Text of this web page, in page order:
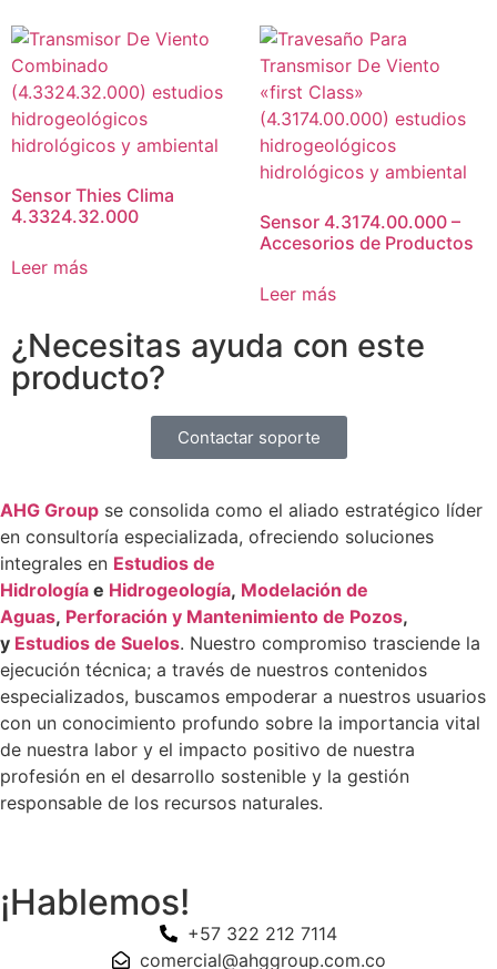
Sensor Thies Clima
4.3324.32.000
Leer más
Sensor 4.3174.00.000 –
Accesorios de Productos
Leer más
¿Necesitas ayuda con este
producto?
Contactar soporte
AHG Group se consolida como el aliado estratégico líder
en consultoría especializada, ofreciendo soluciones
integrales en Estudios de
Hidrología e Hidrogeología, Modelación de
Aguas, Perforación y Mantenimiento de Pozos,
y Estudios de Suelos. Nuestro compromiso trasciende la
ejecución técnica; a través de nuestros contenidos
especializados, buscamos empoderar a nuestros usuarios
con un conocimiento profundo sobre la importancia vital
de nuestra labor y el impacto positivo de nuestra
profesión en el desarrollo sostenible y la gestión
responsable de los recursos naturales.
¡Hablemos!
+57 322 212 7114
comercial@ahggroup.com.co